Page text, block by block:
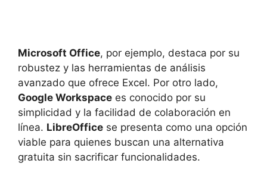
Microsoft Office, por ejemplo, destaca por su
robustez y las herramientas de análisis
avanzado que ofrece Excel. Por otro lado,
Google Workspace es conocido por su
simplicidad y la facilidad de colaboración en
línea. LibreOffice se presenta como una opción
viable para quienes buscan una alternativa
gratuita sin sacrificar funcionalidades.